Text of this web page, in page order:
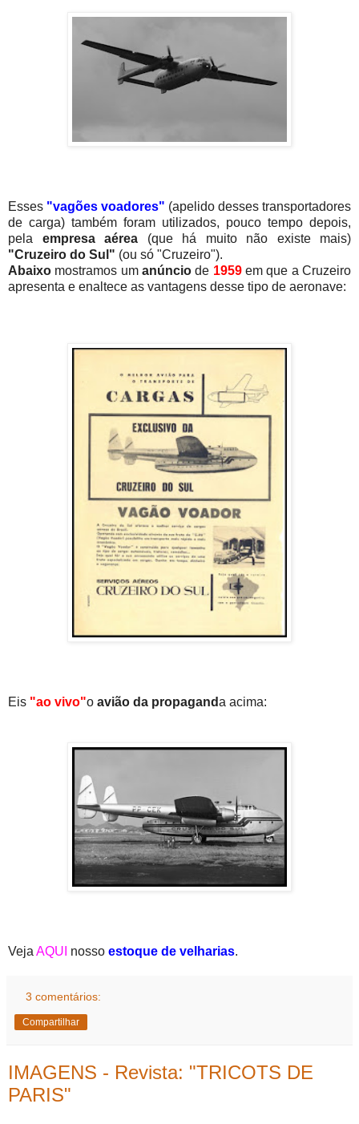
Esses "vagões voadores" (apelido desses transportadores
de carga) também foram utilizados, pouco tempo depois,
pela empresa aérea (que há muito não existe mais)
"Cruzeiro do Sul" (ou só "Cruzeiro").
Abaixo mostramos um anúncio de 1959em que a Cruzeiro
apresenta e enaltece as vantagens desse tipo de aeronave:
Eis "ao vivo"o avião da propaganda acima:
Veja AQUI nosso estoque de velharias.
3 comentários:
Compartilhar
IMAGENS - Revista: "TRICOTS DE
PARIS"